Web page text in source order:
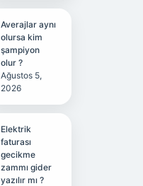
Averajlar aynı
olursa kim
şampiyon
olur ?
Ağustos 5,
2026
Elektrik
faturası
gecikme
zammı gider
yazılır mı ?